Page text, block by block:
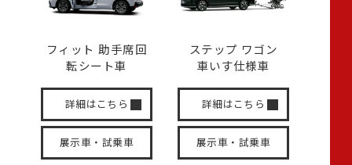
フィット 助手席回
転シート車
詳細はこちら
展示車・試乗車
ステップ ワゴン
車いす仕様車
詳細はこちら
展示車・試乗車